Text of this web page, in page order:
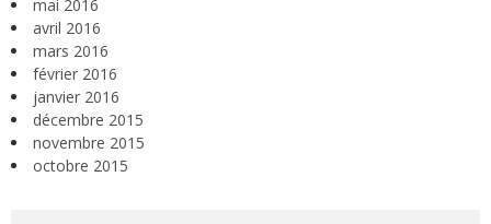
mai 2016
avril 2016
mars 2016
février 2016
janvier 2016
décembre 2015
novembre 2015
octobre 2015